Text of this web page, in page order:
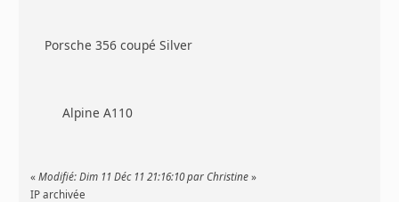
Porsche 356 coupé Silver
Alpine A110
«Modifié: Dim 11 Déc 11 21:16:10 par Christine »
IP archivée